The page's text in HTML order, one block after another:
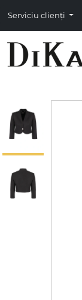
Serviciu clienți